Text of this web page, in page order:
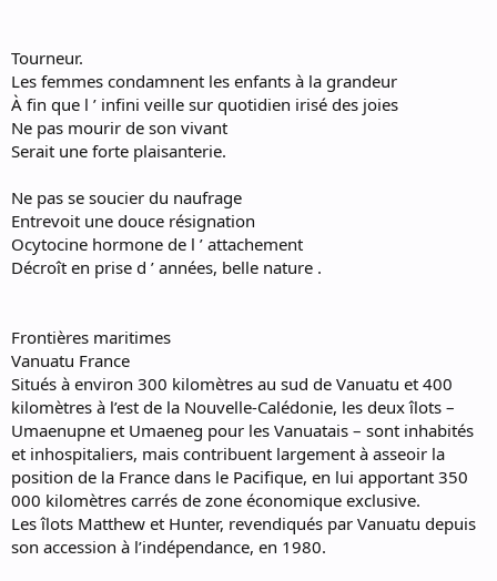
Tourneur.
Les femmes condamnent les enfants à la grandeur
À fin que l ’ infini veille sur quotidien irisé des joies
Ne pas mourir de son vivant
Serait une forte plaisanterie.
Ne pas se soucier du naufrage
Entrevoit une douce résignation
Ocytocine hormone de l ’ attachement
Décroît en prise d ’ années, belle nature .
Frontières maritimes
Vanuatu France
Situés à environ 300 kilomètres au sud de Vanuatu et 400
kilomètres à l’est de la Nouvelle-Calédonie, les deux îlots –
Umaenupne et Umaeneg pour les Vanuatais – sont inhabités
et inhospitaliers, mais contribuent largement à asseoir la
position de la France dans le Pacifique, en lui apportant 350
000 kilomètres carrés de zone économique exclusive.
Les îlots Matthew et Hunter, revendiqués par Vanuatu depuis
son accession à l’indépendance, en 1980.